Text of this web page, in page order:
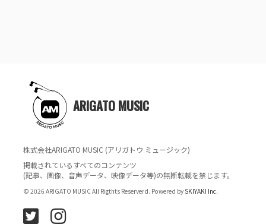
ARIGATO MUSIC
株式会社ARIGATO MUSIC (アリガトウ ミュージック)
掲載されているすべてのコンテンツ
(記事、画像、音声データ、映像データ等)の無断転載を禁じます。
© 2026 ARIGATO MUSIC All Rigthts Reserverd. Powered by SKIYAKI Inc.